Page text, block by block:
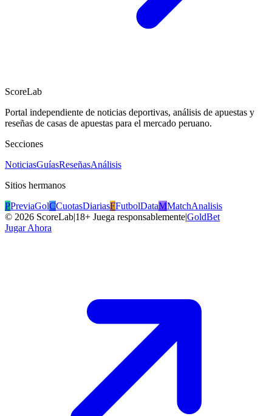
ScoreLab
Portal independiente de noticias deportivas, análisis de apuestas y
reseñas de casas de apuestas para el mercado peruano.
Secciones
NoticiasGuíasReseñasAnálisis
Sitios hermanos
PPreviaGolCCuotasDiariasFFutbolDataMMatchAnalisis
© 2026 ScoreLab|18+ Juega responsablemente|GoldBet
Jugar Ahora